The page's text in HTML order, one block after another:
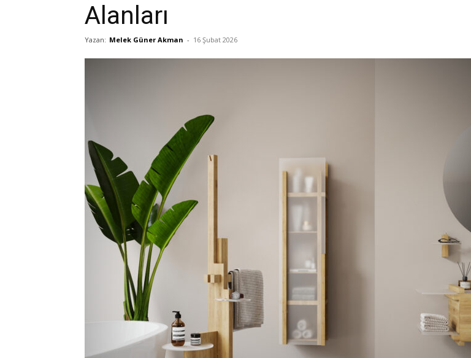
Alanları
Yazan: Melek Güner Akman - 16 Şubat 2026